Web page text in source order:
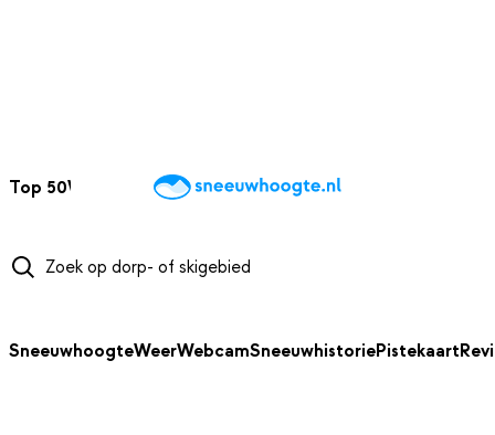
Top 50Webcams WintersportweerKaarten
SneeuwhoogteWeerWebcamSneeuwhistoriePistekaart